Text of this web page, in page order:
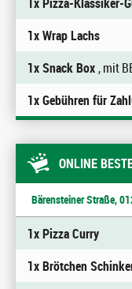
1x Wrap Lachs
1x Snack Box, mit
1x Gebühren für
ONLINE
Bärensteiner Straße,
1x Pizza Curry
1x Brötchen